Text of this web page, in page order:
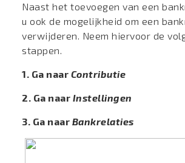
Naast het toevoegen van een
u ook de mogelijkheid om een
verwijderen. Neem hiervoor de
stappen.
1. Ga naar Contributie
2. Ga naar Instellingen
3. Ga naar Bankrelaties